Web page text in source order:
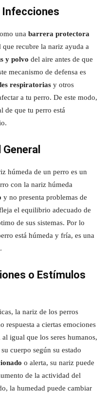
una barrera protectora
recubre la nariz ayuda a
y polvo del aire antes de que
mecanismo de defensa es
respiratorias y otros
a tu perro. De este modo,
de que tu perro está
húmeda de un perro es un
con la nariz húmeda
y no presenta problemas de
el equilibrio adecuado de
de sus sistemas. Por lo
está húmeda y fría, es una
.
o Estímulos
la nariz de los perros
respuesta a ciertas emociones
al igual que los seres humanos,
cuerpo según su estado
o alerta, su nariz puede
de la actividad del
la humedad puede cambiar